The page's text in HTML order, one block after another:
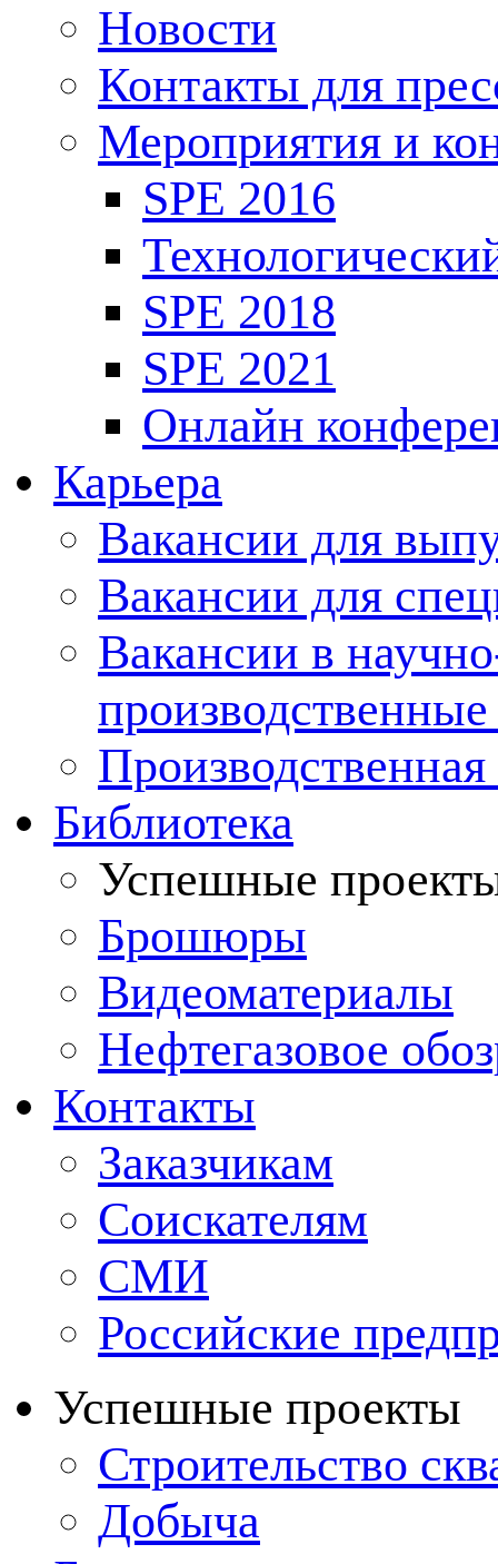
Новости
Контакты для
Мероприятия и
SPE 2016
SPE 2018
SPE 2021
Онлайн
Карьера
Вакансии для
Вакансии для
Вакансии в
Производственная
Библиотека
Успешные
Брошюры
Видеоматериалы
Нефтегазовое
Контакты
Заказчикам
Соискателям
СМИ
Российские
Успешные проекты
Строительство
Добыча